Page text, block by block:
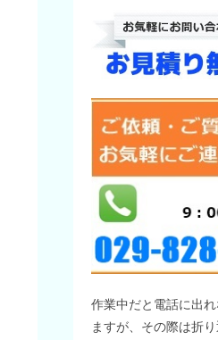
作業中だと電話に出
ますが、その際は折